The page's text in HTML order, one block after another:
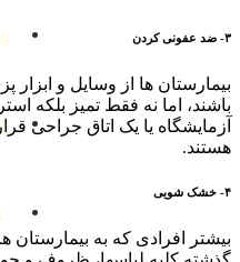
۳- ضد عفونی کردن
بیمارستان ها از وسایل و
باشند، اما نه فقط تمیز بلکه
آزمایشگاه یا یک اتاق جراحی
هستند.
۴- خشک شویی
بیشتر افرادی که به